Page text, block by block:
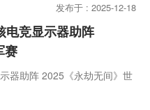
发布于 : 2025-12-18
电竞显示器助阵
赛
器助阵 2025《永劫无间》世